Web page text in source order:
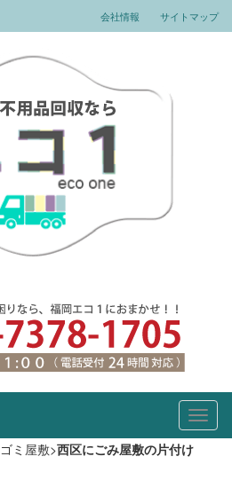
会社情報 サイトマップ
ゴミ屋敷>西区にごみ屋敷の片付け